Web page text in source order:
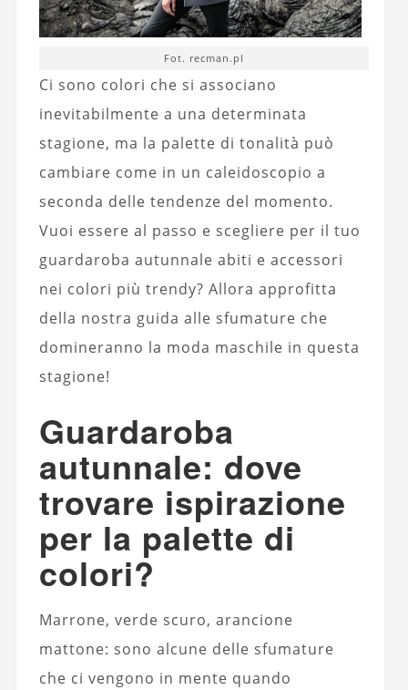
Fot. recman.pl
Ci sono colori che si associano
inevitabilmente a una determinata
stagione, ma la palette di tonalità può
cambiare come in un caleidoscopio a
seconda delle tendenze del momento.
Vuoi essere al passo e scegliere per il tuo
guardaroba autunnale abiti e accessori
nei colori più trendy? Allora approfitta
della nostra guida alle sfumature che
domineranno la moda maschile in questa
stagione!
Guardaroba
autunnale: dove
trovare ispirazione
per la palette di
colori?
Marrone, verde scuro, arancione
mattone: sono alcune delle sfumature
che ci vengono in mente quando